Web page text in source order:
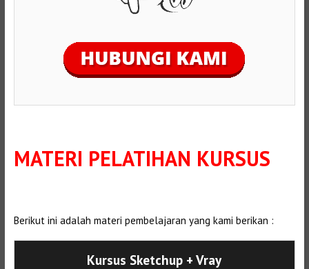
MATERI PELATIHAN KURSUS
Berikut ini adalah materi pembelajaran yang kami berikan :
Kursus Sketchup + Vray